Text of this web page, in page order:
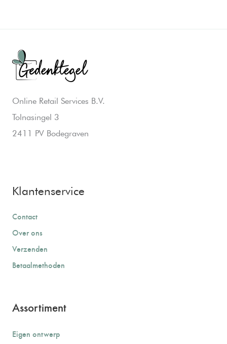
Online Retail Services B.V.
Tolnasingel 3
2411 PV Bodegraven
Klantenservice
Contact
Over ons
Verzenden
Betaalmethoden
Assortiment
Eigen ontwerp